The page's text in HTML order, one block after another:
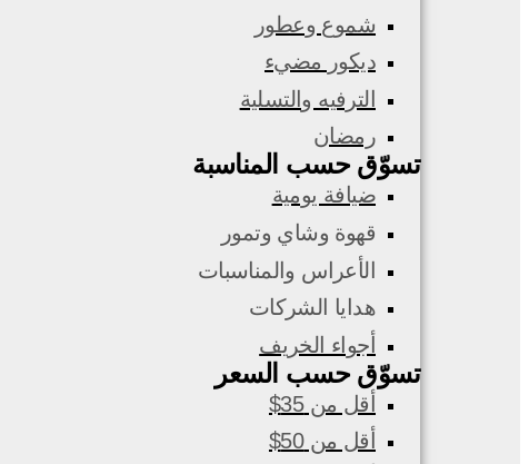
شموع وعطور
ديكور مضيء
الترفيه والتسلية
رمضان
تسوّق حسب المناسبة
ضيافة يومية
قهوة وشاي وتمور
الأعراس والمناسبات
هدايا الشركات
أجواء الخريف
تسوّق حسب السعر
أقل من 35$
أقل من 50$